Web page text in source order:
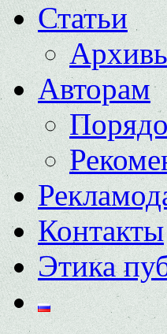
Статьи
Авторам
Контакты
Этика